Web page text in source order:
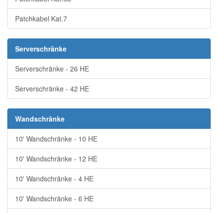
Patchkabel Kat.7
Serverschränke
Serverschränke - 26 HE
Serverschränke - 42 HE
Wandschränke
10' Wandschränke - 10 HE
10' Wandschränke - 12 HE
10' Wandschränke - 4 HE
10' Wandschränke - 6 HE